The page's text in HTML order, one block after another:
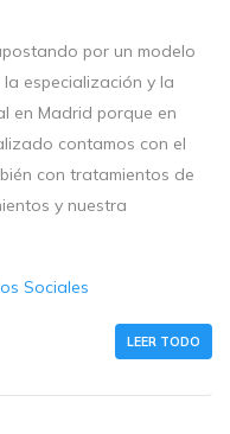
por un modelo
especialización y la
en Madrid porque en
contamos con el
con tratamientos de
y nuestra
Sociales
LEER TODO